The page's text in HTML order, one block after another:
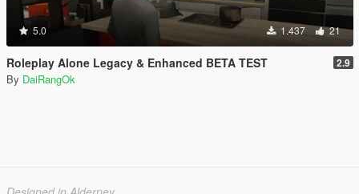
5.0 1.437 21
Roleplay Alone Legacy & Enhanced BETA TEST 2.9
By DaiRangOk